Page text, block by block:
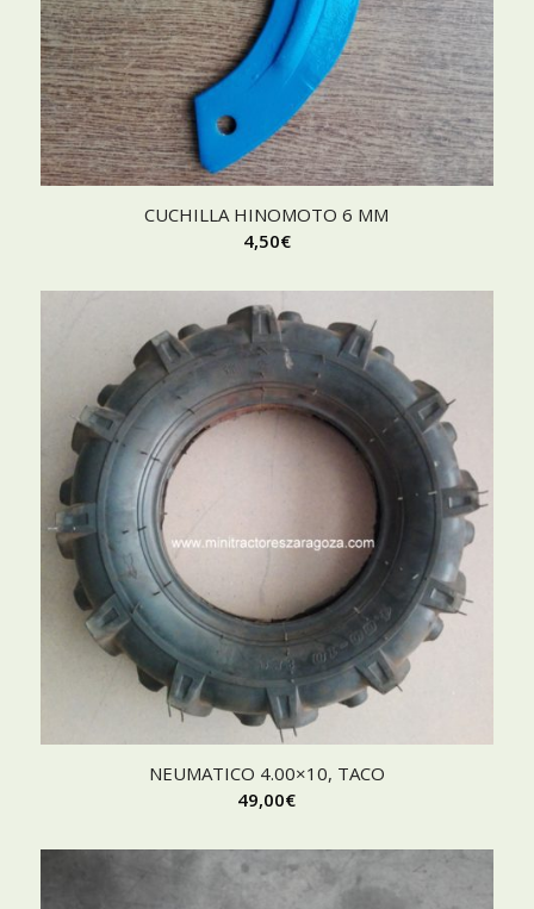
CUCHILLA HINOMOTO 6 MM
4,50€
NEUMATICO 4.00×10, TACO
49,00€